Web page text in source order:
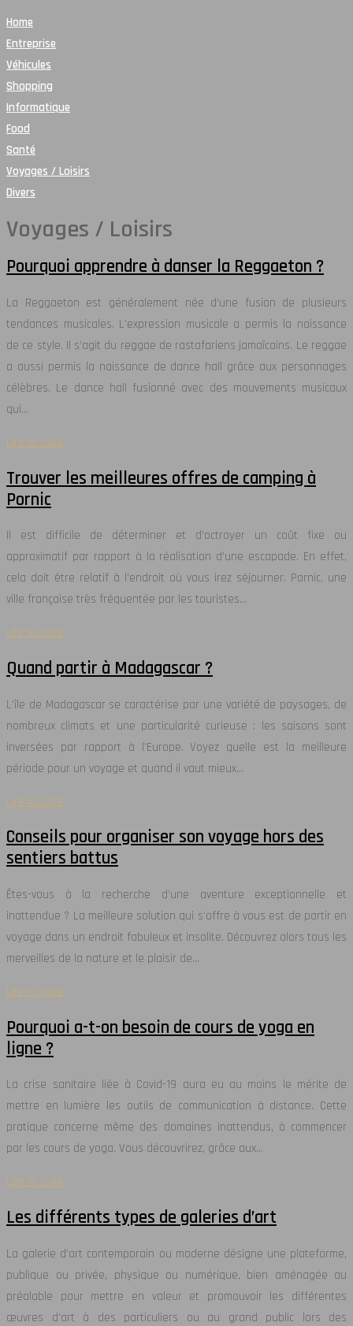
Home
Entreprise
Véhicules
Shopping
Informatique
Food
Santé
Voyages / Loisirs
Divers
Voyages / Loisirs
Pourquoi apprendre à danser la Reggaeton ?
La Reggaeton est généralement née d’une fusion de plusieurs
tendances musicales. L’expression musicale a permis la naissance
de ce style. Il s’agit du reggae de rastafariens jamaïcains. Le reggae
a aussi permis la naissance de dance hall grâce aux personnages
célèbres. Le dance hall fusionné avec des mouvements musicaux
qui…
Lire la suite
Trouver les meilleures offres de camping à
Pornic
Il est difficile de déterminer et d’octroyer un coût fixe ou
approximatif par rapport à la réalisation d’une escapade. En effet,
cela doit être relatif à l’endroit où vous irez séjourner. Pornic, une
ville française très fréquentée par les touristes…
Lire la suite
Quand partir à Madagascar ?
L’île de Madagascar se caractérise par une variété de paysages, de
nombreux climats et une particularité curieuse : les saisons sont
inversées par rapport à l’Europe. Voyez quelle est la meilleure
période pour un voyage et quand il vaut mieux…
Lire la suite
Conseils pour organiser son voyage hors des
sentiers battus
Êtes-vous à la recherche d’une aventure exceptionnelle et
inattendue ? La meilleure solution qui s’offre à vous est de partir en
voyage dans un endroit fabuleux et insolite. Découvrez alors tous les
merveilles de la nature et le plaisir de…
Lire la suite
Pourquoi a-t-on besoin de cours de yoga en
ligne ?
La crise sanitaire liée à Covid-19 aura eu au moins le mérite de
mettre en lumière les outils de communication à distance. Cette
pratique concerne même des domaines inattendus, à commencer
par les cours de yoga. Vous découvrirez, grâce aux…
Lire la suite
Les différents types de galeries d’art
La galerie d’art contemporain ou moderne désigne une plateforme,
publique ou privée, physique ou numérique, bien aménagée au
préalable pour mettre en valeur et promouvoir les différentes
œuvres d’art à des particuliers ou au grand public lors des